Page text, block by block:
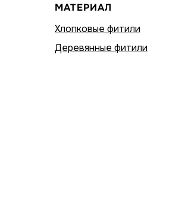
МАТЕРИАЛ
Хлопковые фитили
Деревянные фитили